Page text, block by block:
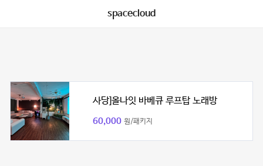
spacecloud
사당]올나잇 바베큐 루프탑 노래방
60,000 원/패키지